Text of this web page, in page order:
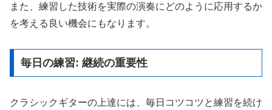
また、練習した技術を実際の演奏にどのように応用するか
を考える良い機会にもなります。
毎日の練習: 継続の重要性
クラシックギターの上達には、毎日コツコツと練習を続け